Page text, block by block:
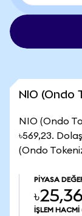
NIO (Ondo
NIO (Ondo
৳569,23.
(Ondo
PIYASA
İŞLEM HACMI